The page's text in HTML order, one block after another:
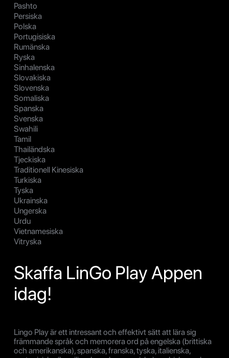
Pashto
Persiska
Polska
Portugisiska
Rumänska
Ryska
Sinhalenska
Slovakiska
Slovenska
Somaliska
Spanska
Svenska
Swahili
Tamil
Thailändska
Tjeckiska
Traditionell Kinesiska
Turkiska
Tyska
Ukrainska
Ungerska
Urdu
Vietnamesiska
Vitryska
Skaffa LinGo Play Appen
idag!
Lingo Play är ett intressant och effektivt sätt att lära sig
främmande språk och memorera ord på engelska (brittiska
och amerikanska), spanska, franska, tyska, italienska,